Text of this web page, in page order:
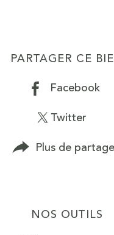
PARTAGER CE
Facebook
Twitter
Plus de partage
NOS OUTILS